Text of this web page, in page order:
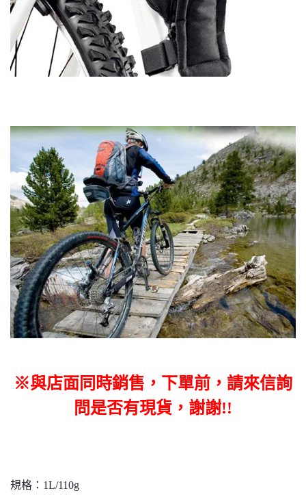
※與店面同時銷售，下單前，請來信詢
問是否有現貨，謝謝!!
規格：1L/110g